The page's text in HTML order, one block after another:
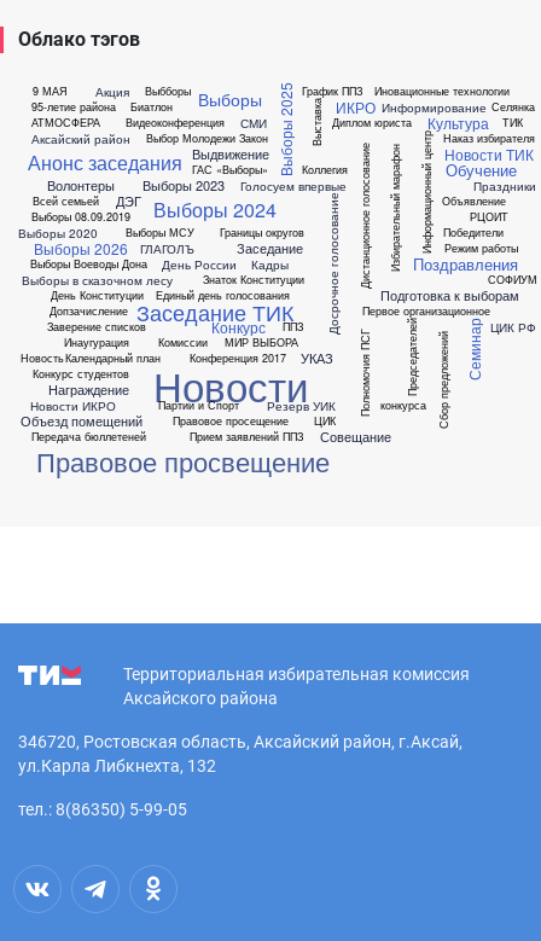
Облако тэгов
9 МАЯ
95-летие района
АТМОСФЕРА
Аксайский район
Акция
Анонс заседания
Биатлон
Видеоконференция
Волонтеры
Всей семьей
Выбборы
Выбор Молодежи
Выборы
Выборы 08.09.2019
Выборы 2020
Выборы 2023
Выборы 2024
Выборы 2025
Выборы 2026
Выборы Воеводы Дона
Выборы МСУ
Выборы в сказочном лесу
Выдвижение
Выставка
ГАС «Выборы»
ГЛАГОЛЪ
Голосуем впервые
Границы округов
График ППЗ
ДЭГ
День Конституции
День России
Диплом юриста
Дистанционное голосование
Допзачисление Досрочное голосование
Единый день голосования
Заверение списков
Закон
Заседание
Заседание ТИК
Знаток Конституции
ИКРО
Избирательный марафон
Инаугурация
Иновационные технологии
Информационный центр
Информирование
Кадры
Календарный план
Коллегия
Комиссии
Конкурс
Конкурс студентов
Конференция 2017
Культура
МИР ВЫБОРА
Награждение
Наказ избирателя
Новости
Новости ИКРО
Новости ТИК
Новость
Обучение
Объезд помещений
Объявление
ППЗ
Партии и Спорт
Первое организационное
Передача бюллетеней
Победители
Подготовка к выборам
Поздравления
Полномочия ПСГ
Правовое просвещение
Правовое просещение
Праздники
Председателей
Прием заявлений ППЗ
РЦОИТ
Режим работы
Резерв УИК
СМИ
СОФИУМ
Сбор предложений
Селянка
Семинар
Совещание
ТИК
УКАЗ
ЦИК
ЦИК РФ
конкурса
Территориальная избирательная комиссия
Аксайского района
346720, Ростовская область, Аксайский район, г.Аксай,
ул.Карла Либкнехта, 132
тел.: 8(86350) 5-99-05